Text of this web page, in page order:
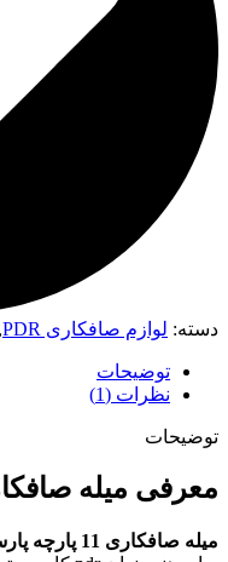
دسته: لوازم صافکاری PDR ,
توضیحات
نظرات (1)
توضیحات
معرفی میله صافکاری 11 پارچه
میله صافکاری 11 پارچه پارسیان تول